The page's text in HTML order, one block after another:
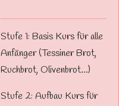
Stufe 1: Basis Kurs für alle
Anfänger (Tessiner Brot,
Ruchbrot, Olivenbrot...)
Stufe 2: Aufbau Kurs für